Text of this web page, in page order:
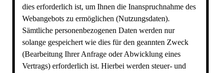
dies erforderlich ist, um Ihnen die Inanspruchnahme des
Webangebots zu ermöglichen (Nutzungsdaten).
Sämtliche personenbezogenen Daten werden nur
solange gespeichert wie dies für den geannten Zweck
(Bearbeitung Ihrer Anfrage oder Abwicklung eines
Vertrags) erforderlich ist. Hierbei werden steuer- und